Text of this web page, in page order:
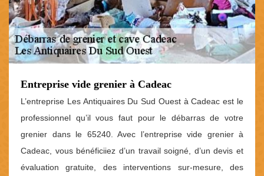
Entreprise vide grenier à Cadeac
L’entreprise Les Antiquaires Du Sud Ouest à Cadeac est le
professionnel qu’il vous faut pour le débarras de votre
grenier dans le 65240. Avec l’entreprise vide grenier à
Cadeac, vous bénéficiiez d’un travail soigné, d’un devis et
évaluation gratuite, des interventions sur-mesure, des